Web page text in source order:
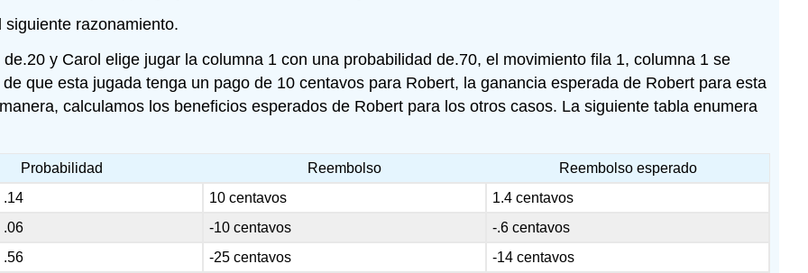
razonamiento.
y Carol elige jugar la columna 1 con una probabilidad de.70, el movimiento fila 1, columna 1 se
que esta jugada tenga un pago de 10 centavos para Robert, la ganancia esperada de Robert para esta
calculamos los beneficios esperados de Robert para los otros casos. La siguiente tabla enumera
Probabilidad Reembolso
Reembolso esperado
.14
10 centavos
1.4 centavos
.06
-10 centavos
-.6 centavos
.56
-25 centavos -14 centavos